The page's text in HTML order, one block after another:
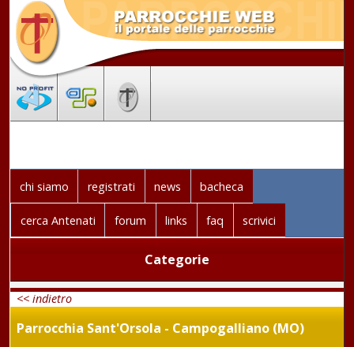
chi siamo registrati news bacheca
cerca Antenati forum links faq scrivici
Categorie
<< indietro
Parrocchia Sant'Orsola - Campogalliano (MO)